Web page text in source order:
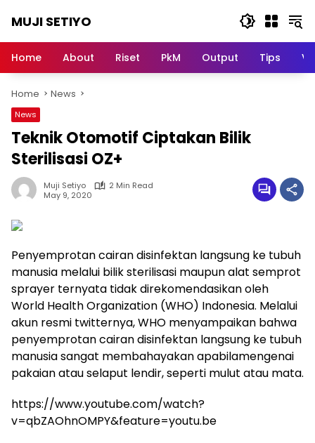
MUJI SETIYO
Bersama,
Home About Riset PkM Output Tips
Home News
News
Teknik Otomotif Ciptakan Bilik
Sterilisasi OZ+
Muji Setiyo
2 Min Read
May 9, 2020
Penyemprotan cairan disinfektan langsung ke tubuh
manusia melalui bilik sterilisasi maupun alat semprot
sprayer ternyata tidak direkomendasikan oleh
World Health Organization (WHO) Indonesia. Melalui
akun resmi twitternya, WHO menyampaikan bahwa
penyemprotan cairan disinfektan langsung ke tubuh
manusia sangat membahayakan apabilamengenai
pakaian atau selaput lendir, seperti mulut atau mata.
https://www.youtube.com/watch?
v=qbZAOhnOMPY&feature=youtu.be